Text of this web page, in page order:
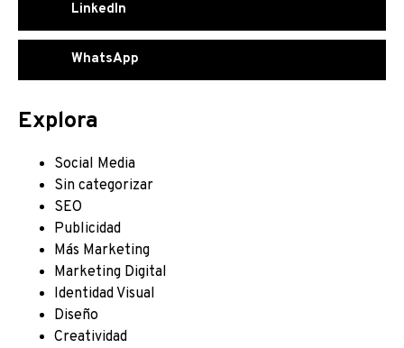
LinkedIn
WhatsApp
Explora
Social Media
Sin categorizar
SEO
Publicidad
Más Marketing
Marketing Digital
Identidad Visual
Diseño
Creatividad